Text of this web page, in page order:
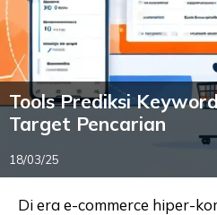
Tools Prediksi
Target Pencarian
18/03/25
Di era e-commerce hiper-